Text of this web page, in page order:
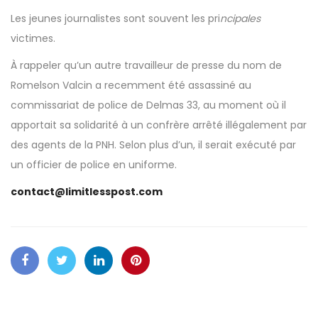
Les jeunes journalistes sont souvent les principales
victimes.
À rappeler qu’un autre travailleur de presse du nom de
Romelson Valcin a recemment été assassiné au
commissariat de police de Delmas 33, au moment où il
apportait sa solidarité à un confrère arrêté illégalement par
des agents de la PNH. Selon plus d’un, il serait exécuté par
un officier de police en uniforme.
contact@limitlesspost.com